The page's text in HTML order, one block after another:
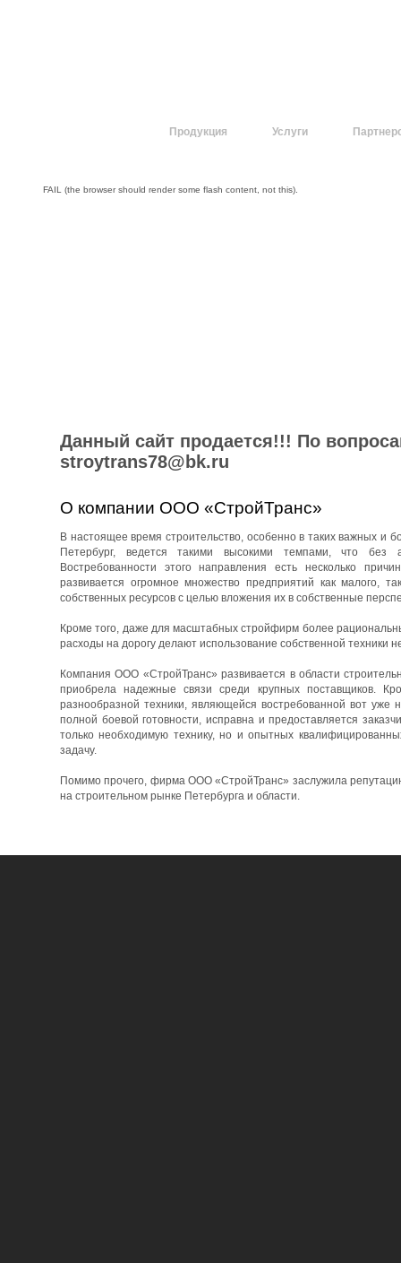
Продукция Услуги
FAIL (the browser should render some flash content, not this).
Данный сайт продается!!! По
stroytrans78@bk.ru
О компании ООО «СтройТранс»
В настоящее время строительство, особенно в таких важных и
Петербург, ведется такими высокими темпами, что без
Востребованности этого направления есть несколько
развивается огромное множество предприятий как малого,
собственных ресурсов с целью вложения их в собственные
Кроме того, даже для масштабных стройфирм более
расходы на дорогу делают использование собственной техники
Компания ООО «СтройТранс» развивается в области
приобрела надежные связи среди крупных поставщиков.
разнообразной техники, являющейся востребованной вот уже
полной боевой готовности, исправна и предоставляется
только необходимую технику, но и опытных
задачу.
Помимо прочего, фирма ООО «СтройТранс» заслужила
на строительном рынке Петербурга и области.